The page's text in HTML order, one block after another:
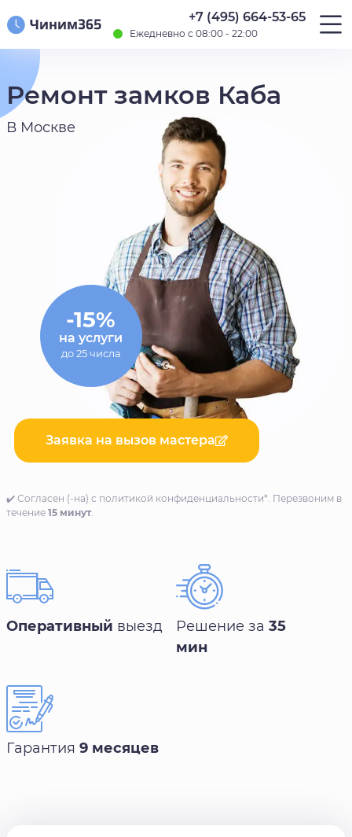
+7 (495) 664-53-65
Ежедневно с 08:00 - 22:00
Ремонт замков Каба
В Москве
Заявка на вызов мастера
✔️ Согласен (-на) с политикой конфиденциальности*. Перезвоним в
течение 15 минут.
-15%
на услуги
до 25 числа
Оперативный выезд Решение за 35
мин
Гарантия 9 месяцев